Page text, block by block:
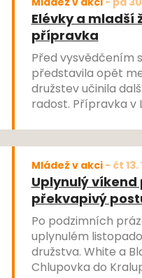
Elévky a mladší
přípravka
Před vysvědčením
představila opět
družstev učinila
radost. Přípravka v
prvního koše, kde
Mládež v akci- čt 13.
Uplynulý
překvapivý
Po podzimních
uplynulém
družstva. White a
Chlupovka do